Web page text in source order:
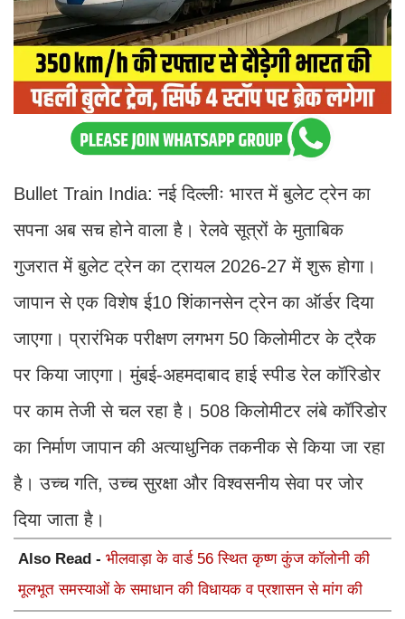
Bullet Train India: नई दिल्लीः भारत में बुलेट ट्रेन का
सपना अब सच होने वाला है। रेलवे सूत्रों के मुताबिक
गुजरात में बुलेट ट्रेन का ट्रायल 2026-27 में शुरू होगा।
जापान से एक विशेष ई10 शिंकानसेन ट्रेन का ऑर्डर दिया
जाएगा। प्रारंभिक परीक्षण लगभग 50 किलोमीटर के ट्रैक
पर किया जाएगा। मुंबई-अहमदाबाद हाई स्पीड रेल कॉरिडोर
पर काम तेजी से चल रहा है। 508 किलोमीटर लंबे कॉरिडोर
का निर्माण जापान की अत्याधुनिक तकनीक से किया जा रहा
है। उच्च गति, उच्च सुरक्षा और विश्वसनीय सेवा पर जोर
दिया जाता है।
Also Read - भीलवाड़ा के वार्ड 56 स्थित कृष्ण कुंज कॉलोनी की
मूलभूत समस्याओं के समाधान की विधायक व प्रशासन से मांग की